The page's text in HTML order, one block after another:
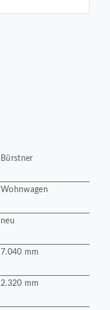
Bürstner
Wohnwagen
neu
7.040 mm
2.320 mm